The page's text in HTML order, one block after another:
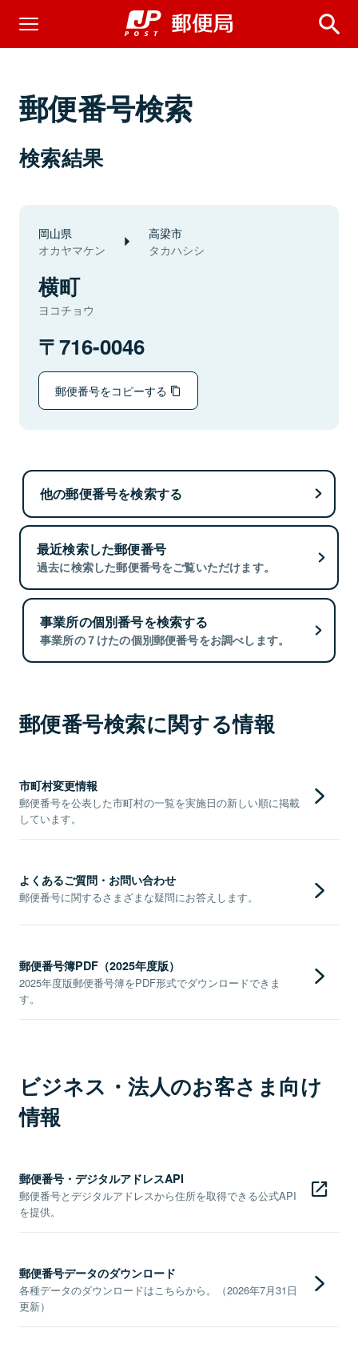
郵便番号検索
検索結果
岡山県
オカヤマケン
高梁市
タカハシシ
横町
ヨコチョウ
716-0046
郵便番号をコピーする
他の郵便番号を検索する
最近検索した郵便番号
過去に検索した郵便番号をご覧いただけます。
事業所の個別番号を検索する
事業所の７けたの個別郵便番号をお調べします。
郵便番号検索に関する情報
市町村変更情報
郵便番号を公表した市町村の一覧を実施日の新しい順に掲載
しています。
よくあるご質問・お問い合わせ
郵便番号に関するさまざまな疑問にお答えします。
郵便番号簿PDF（2025年度版）
2025年度版郵便番号簿をPDF形式でダウンロードできま
す。
ビジネス・法人のお客さま向け
情報
郵便番号・デジタルアドレスAPI
郵便番号とデジタルアドレスから住所を取得できる公式API
を提供。
郵便番号データのダウンロード
各種データのダウンロードはこちらから。（2026年7月31日
更新）